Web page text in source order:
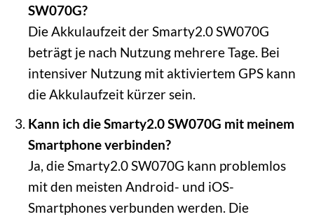
SW070G?
Die Akkulaufzeit der Smarty2.0 SW070G
beträgt je nach Nutzung mehrere Tage. Bei
intensiver Nutzung mit aktiviertem GPS kann
die Akkulaufzeit kürzer sein.
Kann ich die Smarty2.0 SW070G mit meinem
Smartphone verbinden?
Ja, die Smarty2.0 SW070G kann problemlos
mit den meisten Android- und iOS-
Smartphones verbunden werden. Die